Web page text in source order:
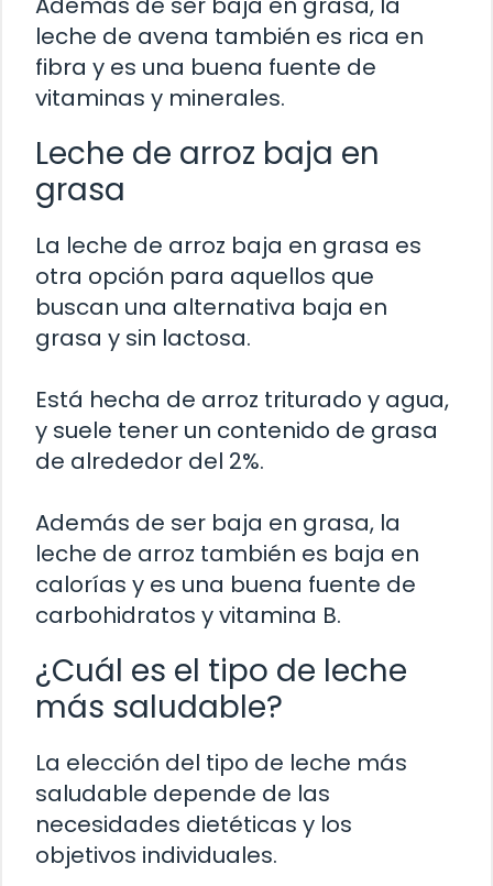
leche de avena también es rica en
fibra y es una buena fuente de
vitaminas y minerales.
Leche de arroz baja en
grasa
La leche de arroz baja en grasa es
otra opción para aquellos que
buscan una alternativa baja en
grasa y sin lactosa.
Está hecha de arroz triturado y agua,
y suele tener un contenido de grasa
de alrededor del 2%.
Además de ser baja en grasa, la
leche de arroz también es baja en
calorías y es una buena fuente de
carbohidratos y vitamina B.
¿Cuál es el tipo de leche
más saludable?
La elección del tipo de leche más
saludable depende de las
necesidades dietéticas y los
objetivos individuales.